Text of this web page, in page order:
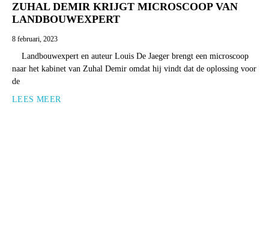
ZUHAL DEMIR KRIJGT MICROSCOOP VAN
LANDBOUWEXPERT
8 februari, 2023
Landbouwexpert en auteur Louis De Jaeger brengt een microscoop
naar het kabinet van Zuhal Demir omdat hij vindt dat de oplossing voor
de
LEES MEER